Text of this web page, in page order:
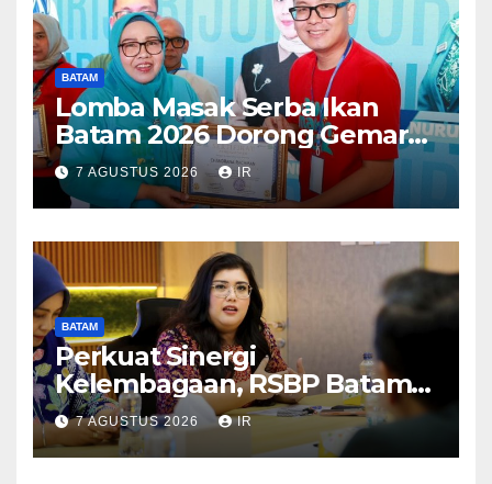
BATAM
Lomba Masak Serba Ikan
Batam 2026 Dorong Gemar
Makan Ikan
7 AGUSTUS 2026 IR
BATAM
Perkuat Sinergi
Kelembagaan, RSBP Batam
dan BPOM Pastikan
Pelayanan dan Ketersediaan
Obat Aman
7 AGUSTUS 2026 IR